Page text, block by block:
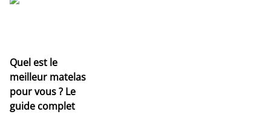
Quel est le
meilleur matelas
pour vous ? Le
guide complet